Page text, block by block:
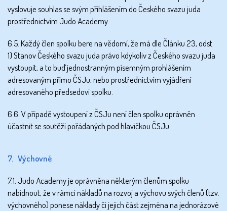
vyslovuje souhlas se svým přihlášením do Českého svazu juda
prostřednictvím Judo Academy.
6.5. Každý člen spolku bere na vědomí, že má dle Článku 23, odst.
1) Stanov Českého svazu juda právo kdykoliv z Českého svazu juda
vystoupit, a to buď jednostranným písemným prohlášením
adresovaným přímo ČSJu, nebo prostřednictvím vyjádření
adresovaného předsedovi spolku.
6.6. V případě vystoupení z ČSJu není člen spolku oprávněn
účastnit se soutěží pořádaných pod hlavičkou ČSJu.
7. Výchovné
7.1. Judo Academy je oprávněna některým členům spolku
nabídnout, že v rámci nákladů na rozvoj a výchovu svých členů (tzv.
výchovného) ponese náklady či jejich část zejména na jednorázové